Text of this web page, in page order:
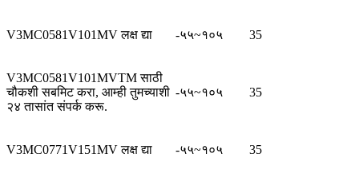
V3MC0581V101MV लक्ष द्या -५५~१०५ 35
V3MC0581V101MVTM साठी
चौकशी सबमिट करा, आम्ही तुमच्याशी
२४ तासांत संपर्क करू.
-५५~१०५ 35
V3MC0771V151MV लक्ष द्या -५५~१०५ 35